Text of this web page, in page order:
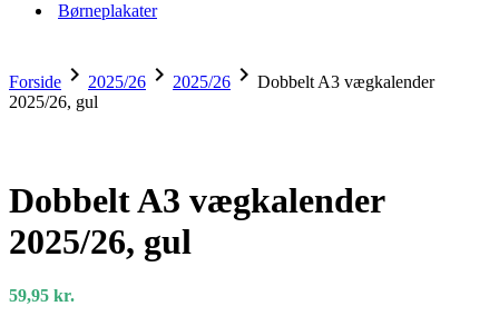
Børneplakater
Forside chevron_right 2025/26 chevron_right 2025/26 chevron_right Dobbelt A3 vægkalender
2025/26, gul
Dobbelt A3 vægkalender
2025/26, gul
59,95 kr.